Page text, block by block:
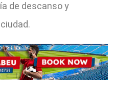
de descanso y